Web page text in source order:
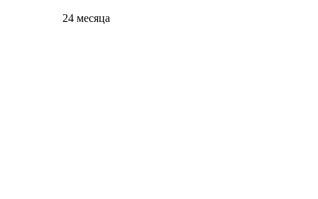
24 месяца